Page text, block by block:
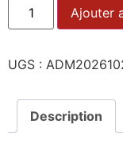
Ajouter
UGS :
Description